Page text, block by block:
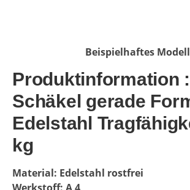
Beispielhaftes Modell
Produktinformation :
Schäkel gerade
Edelstahl
kg
Material: Edelstahl rostfrei